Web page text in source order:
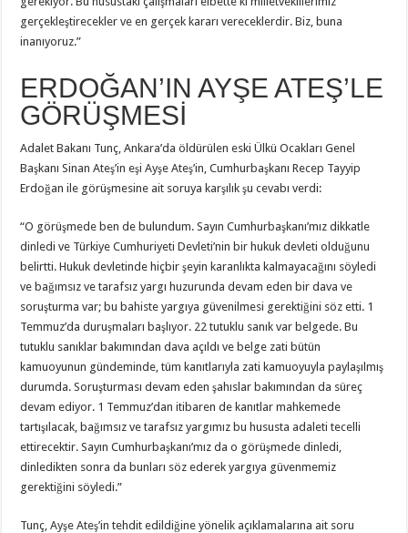
gerçekleştirecekler ve en gerçek kararı vereceklerdir. Biz, buna
inanıyoruz.”
ERDOĞAN’IN AYŞE ATEŞ’LE
GÖRÜŞMESİ
Adalet Bakanı Tunç, Ankara’da öldürülen eski Ülkü Ocakları Genel
Başkanı Sinan Ateş’in eşi Ayşe Ateş’in, Cumhurbaşkanı Recep Tayyip
Erdoğan ile görüşmesine ait soruya karşılık şu cevabı verdi:
“O görüşmede ben de bulundum. Sayın Cumhurbaşkanı’mız dikkatle
dinledi ve Türkiye Cumhuriyeti Devleti’nin bir hukuk devleti olduğunu
belirtti. Hukuk devletinde hiçbir şeyin karanlıkta kalmayacağını söyledi
ve bağımsız ve tarafsız yargı huzurunda devam eden bir dava ve
soruşturma var; bu bahiste yargıya güvenilmesi gerektiğini söz etti. 1
Temmuz’da duruşmaları başlıyor. 22 tutuklu sanık var belgede. Bu
tutuklu sanıklar bakımından dava açıldı ve belge zati bütün
kamuoyunun gündeminde, tüm kanıtlarıyla zati kamuoyuyla paylaşılmış
durumda. Soruşturması devam eden şahıslar bakımından da süreç
devam ediyor. 1 Temmuz’dan itibaren de kanıtlar mahkemede
tartışılacak, bağımsız ve tarafsız yargımız bu hususta adaleti tecelli
ettirecektir. Sayın Cumhurbaşkanı’mız da o görüşmede dinledi,
dinledikten sonra da bunları söz ederek yargıya güvenmemiz
gerektiğini söyledi.”
Tunç, Ayşe Ateş’in tehdit edildiğine yönelik açıklamalarına ait soru